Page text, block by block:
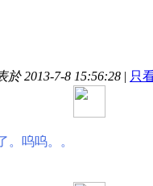
於 2013-7-8 15:56:28 | 只
。呜呜。。